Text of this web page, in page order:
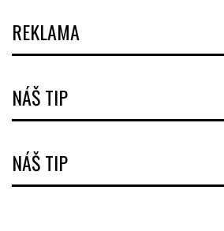
REKLAMA
NÁŠ TIP
NÁŠ TIP